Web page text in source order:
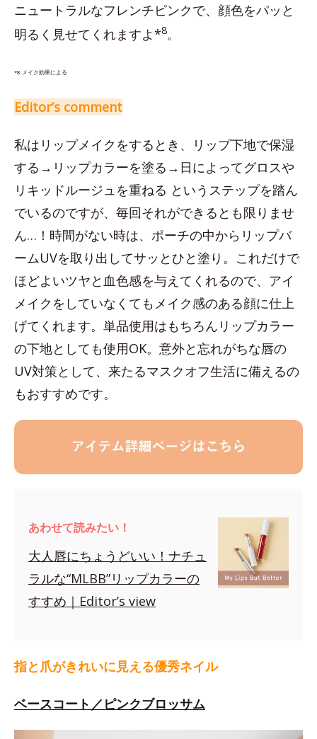
ニュートラルなフレンチピンクで、顔色をパッと
明るく見せてくれますよ*8。
*8 メイク効果による
Editor’s comment
私はリップメイクをするとき、リップ下地で保湿
する→リップカラーを塗る→日によってグロスや
リキッドルージュを重ねる というステップを踏ん
でいるのですが、毎回それができるとも限りませ
ん…！時間がない時は、ポーチの中からリップバ
ームUVを取り出してサッとひと塗り。これだけで
ほどよいツヤと血色感を与えてくれるので、アイ
メイクをしていなくてもメイク感のある顔に仕上
げてくれます。単品使用はもちろんリップカラー
の下地としても使用OK。意外と忘れがちな唇の
UV対策として、来たるマスクオフ生活に備えるの
もおすすめです。
あわせて読みたい！
大人唇にちょうどいい！ナチュ
ラルな“MLBB”リップカラーの
すすめ｜Editor’s view
指と爪がきれいに見える優秀ネイル
ベースコート／ピンクブロッサム